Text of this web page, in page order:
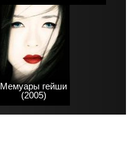
Мемуары гейши
(2005)